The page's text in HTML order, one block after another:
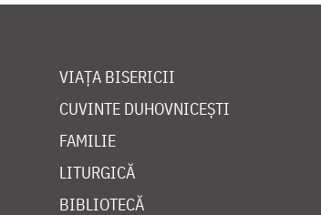
VIAȚA BISERICII
CUVINTE DUHOVNICEȘTI
FAMILIE
LITURGICĂ
BIBLIOTECĂ